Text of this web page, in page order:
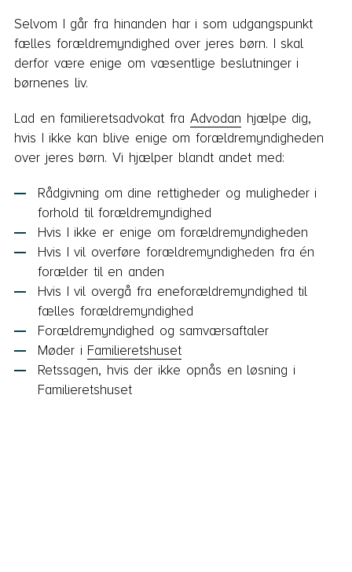
Selvom I går fra hinanden har i som udgangspunkt
fælles forældremyndighed over jeres børn. I skal
derfor være enige om væsentlige beslutninger i
børnenes liv.
Lad en familieretsadvokat fra Advodan hjælpe dig,
hvis I ikke kan blive enige om forældremyndigheden
over jeres børn. Vi hjælper blandt andet med:
Rådgivning om dine rettigheder og muligheder i
forhold til forældremyndighed
Hvis I ikke er enige om forældremyndigheden
Hvis I vil overføre forældremyndigheden fra én
forælder til en anden
Hvis I vil overgå fra eneforældremyndighed til
fælles forældremyndighed
Forældremyndighed og samværsaftaler
Møder i Familieretshuset
Retssagen, hvis der ikke opnås en løsning i
Familieretshuset